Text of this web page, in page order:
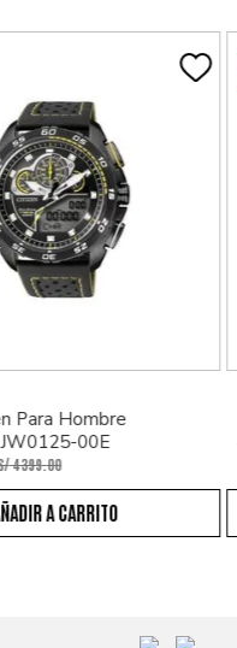
Para Hombre
00E
4399.00